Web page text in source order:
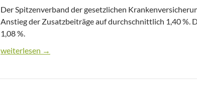
Der Spitzenverband der gesetzlichen
Anstieg der Zusatzbeiträge auf durchschnittlich 1,40 %.
1,08 %.
Krankenkassen: Zusatzbeiträge steigen weiter
weiterlesen →